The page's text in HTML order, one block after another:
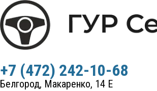
Перейти
к
содержимому
+7 (472) 242-10-68
Белгород, Макаренко, 14 Е